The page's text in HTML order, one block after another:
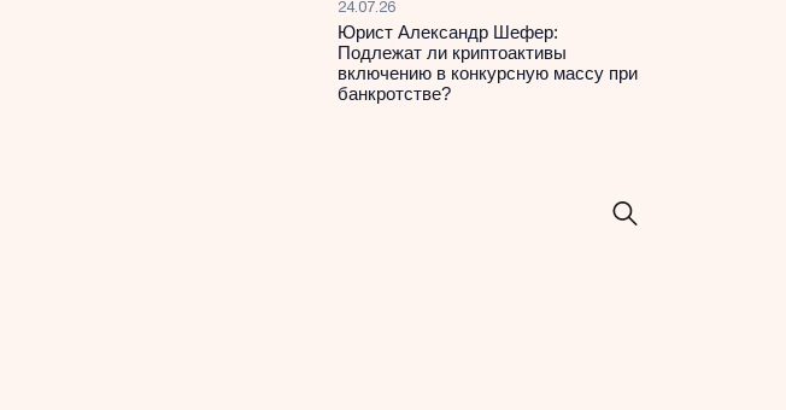
24.07.26
Юрист Александр Шефер:
Подлежат ли криптоактивы
включению в конкурсную массу при
банкротстве?